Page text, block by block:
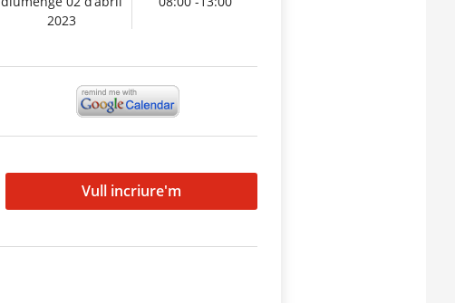
2023
Vull incriure'm